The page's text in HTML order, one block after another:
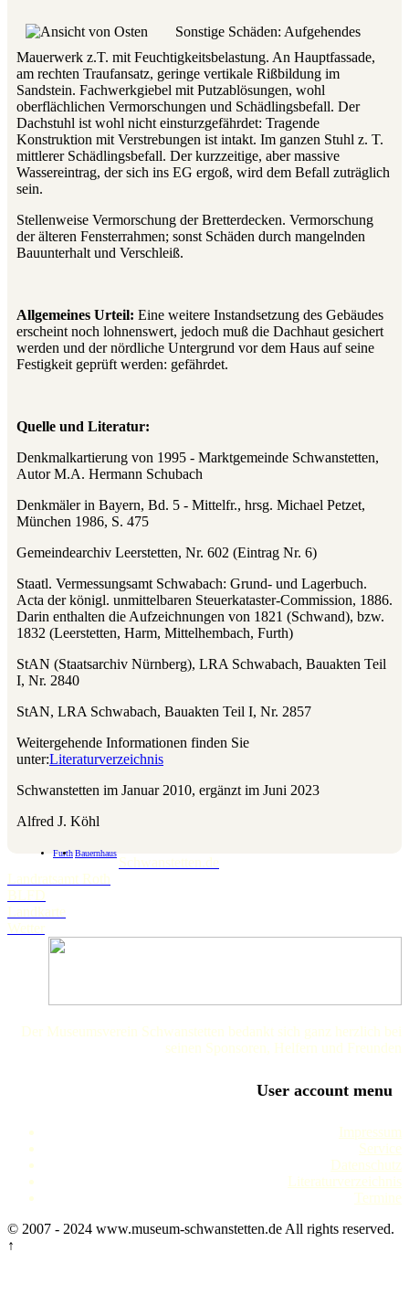
Sonstige Schäden: Aufgehendes
Mauerwerk z.T. mit Feuchtigkeitsbelastung. An Hauptfassade,
am rechten Traufansatz, geringe vertikale Rißbildung im
Sandstein. Fachwerkgiebel mit Putzablösungen, wohl
oberflächlichen Vermorschungen und Schädlingsbefall. Der
Dachstuhl ist wohl nicht einsturzgefährdet: Tragende
Konstruktion mit Verstrebungen ist intakt. Im ganzen Stuhl z. T.
mittlerer Schädlingsbefall. Der kurzzeitige, aber massive
Wassereintrag, der sich ins EG ergoß, wird dem Befall zuträglich
sein.
Stellenweise Vermorschung der Bretterdecken. Vermorschung
der älteren Fensterrahmen; sonst Schäden durch mangelnden
Bauunterhalt und Verschleiß.
Allgemeines Urteil: Eine weitere Instandsetzung des Gebäudes
erscheint noch lohnenswert, jedoch muß die Dachhaut gesichert
werden und der nördliche Untergrund vor dem Haus auf seine
Festigkeit geprüft werden: gefährdet.
Quelle und Literatur:
Denkmalkartierung von 1995 - Marktgemeinde Schwanstetten,
Autor M.A. Hermann Schubach
Denkmäler in Bayern, Bd. 5 - Mittelfr., hrsg. Michael Petzet,
München 1986, S. 475
Gemeindearchiv Leerstetten, Nr. 602 (Eintrag Nr. 6)
Staatl. Vermessungsamt Schwabach: Grund- und Lagerbuch.
Acta der königl. unmittelbaren Steuerkataster-Commission, 1886.
Darin enthalten die Aufzeichnungen von 1821 (Schwand), bzw.
1832 (Leerstetten, Harm, Mittelhembach, Furth)
StAN (Staatsarchiv Nürnberg), LRA Schwabach, Bauakten Teil
I, Nr. 2840
StAN, LRA Schwabach, Bauakten Teil I, Nr. 2857
Weitergehende Informationen finden Sie
unter:Literaturverzeichnis
Schwanstetten im Januar 2010, ergänzt im Juni 2023
Alfred J. Köhl
FurthBauernhaus
Schwanstetten.de
Landratsamt Roth
BLFD
Landkarte
Wetter
Der Museumsverein Schwanstetten bedankt sich ganz herzlich bei
seinen Sponsoren, Helfern und Freunden
User account menu
Impressum
Service
Datenschutz
Literaturverzeichnis
Termine
© 2007 - 2024 www.museum-schwanstetten.de All rights reserved.
↑